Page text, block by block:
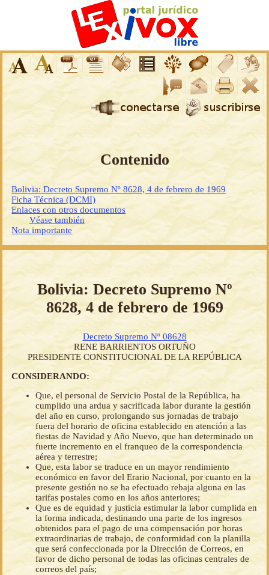
Contenido
Bolivia: Decreto Supremo Nº 8628, 4 de febrero de 1969
Ficha Técnica (DCMI)
Enlaces con otros documentos
Véase también
Nota importante
Bolivia: Decreto Supremo Nº
8628, 4 de febrero de 1969
Decreto Supremo Nº 08628
RENE BARRIENTOS ORTUÑO
PRESIDENTE CONSTITUCIONAL DE LA REPÚBLICA
CONSIDERANDO:
Que, el personal de Servicio Postal de la República, ha
cumplido una ardua y sacrificada labor durante la gestión
del año en curso, prolongando sus jornadas de trabajo
fuera del horario de oficina establecido en atención a las
fiestas de Navidad y Año Nuevo, que han determinado un
fuerte incremento en el franqueo de la correspondencia
aérea y terrestre;
Que, esta labor se traduce en un mayor rendimiento
económico en favor del Erario Nacional, por cuanto en la
presente gestión no se ha efectuado rebaja alguna en las
tarifas postales como en los años anteriores;
Que es de equidad y justicia estimular la labor cumplida en
la forma indicada, destinando una parte de los ingresos
obtenidos para el pago de una compensación por horas
extraordinarias de trabajo, de conformidad con la planilla
que será confeccionada por la Dirección de Correos, en
favor de dicho personal de todas las oficinas centrales de
correos del país;